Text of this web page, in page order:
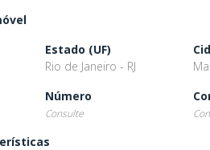
Estado (UF)
Rio de Janeiro - RJ
Número
Consulte